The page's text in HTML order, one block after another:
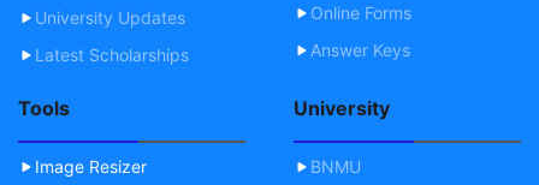
University Updates
Latest Scholarships
Online Forms
Answer Keys
Tools
Image Resizer
University
BNMU